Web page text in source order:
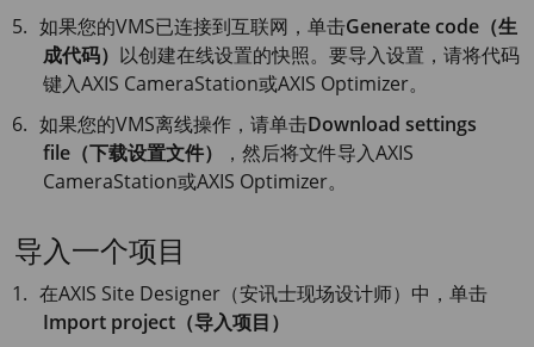
如果您的VMS已连接到互联网，单击Generate code（生
成代码） 以创建在线设置的快照。要导入设置，请将代码
键入AXIS CameraStation或AXIS Optimizer。
如果您的VMS离线操作，请单击Download settings
file（下载设置文件）
，然后将文件导入AXIS
CameraStation或AXIS Optimizer。
导入一个项目
在AXIS Site Designer（安讯士现场设计师）中，单击
Import project（导入项目）